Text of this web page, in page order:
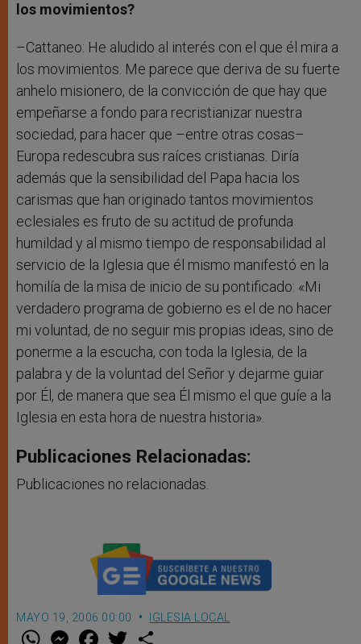
los movimientos?
–Cattaneo: He aludido al interés con el que él mira a
los movimientos. Me parece que deriva de su fuerte
anhelo misionero, de la convicción de que hay que
empeñarse a fondo para recristianizar nuestra
sociedad, para hacer que –entre otras cosas–
Europa redescubra sus raíces cristianas. Diría
además que la sensibilidad del Papa hacia los
carismas que han originado tantos movimientos
eclesiales es fruto de su actitud de profunda
humildad y al mismo tiempo de responsabilidad al
servicio de la Iglesia que él mismo manifestó en la
homilía de la misa de inicio de su pontificado: «Mi
verdadero programa de gobierno es el de no hacer
mi voluntad, de no seguir mis propias ideas, sino de
ponerme a la escucha, con toda la Iglesia, de la
palabra y de la voluntad del Señor y dejarme guiar
por Él, de manera que sea Él mismo el que guíe a la
Iglesia en esta hora de nuestra historia».
Publicaciones Relacionadas:
Publicaciones no relacionadas.
MAYO 19, 2006 00:00 IGLESIA LOCAL
W M F